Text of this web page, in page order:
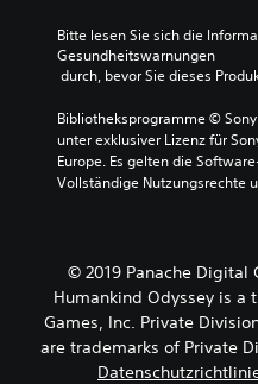
Bitte lesen Sie sich die
Gesundheitswarnungen
durch, bevor Sie dieses
Bibliotheksprogramme ©
unter exklusiver Lizenz für
Europe. Es gelten die
Vollständige Nutzungsrechte
© 2019 Panache Digital
Humankind Odyssey is a
Games, Inc. Private
are trademarks of Private